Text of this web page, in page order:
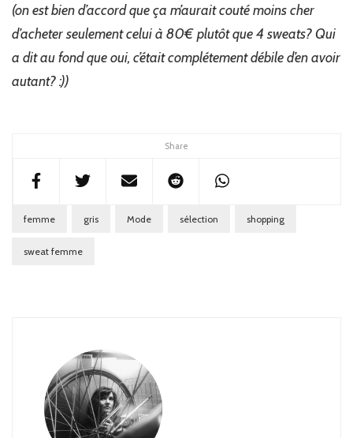
Share
(on est bien d’accord que ça m’aurait couté moins cher
d’acheter seulement celui à 80€ plutôt que 4 sweats? Qui
a dit au fond que oui, c’était complétement débile d’en avoir
autant? :))
femme gris Mode sélection shopping
sweat femme